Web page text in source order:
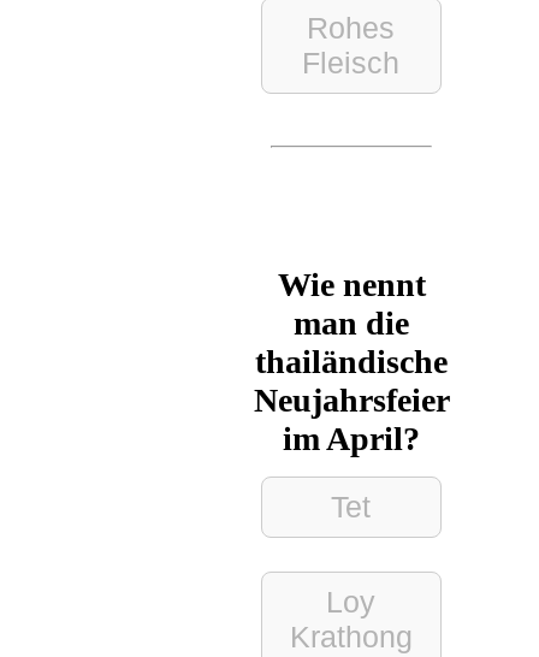
Rohes
Fleisch
Wie nennt
man die
thailändische
Neujahrsfeier
im April?
Tet
Loy
Krathong